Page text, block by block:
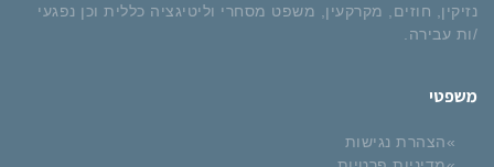
נזיקין, חוזים, מקרקעין, משפט מסחרי וליטיגציה כללית וכן נפגעי
/ות עבירה.
משפטי
הצהרת נגישות